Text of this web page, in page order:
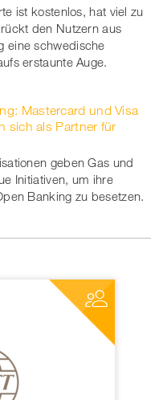
ist kostenlos, hat viel zu
den Nutzern aus
eine schwedische
erstaunte Auge.
Mastercard und Visa
sich als Partner für
geben Gas und
Initiativen, um ihre
Banking zu besetzen.